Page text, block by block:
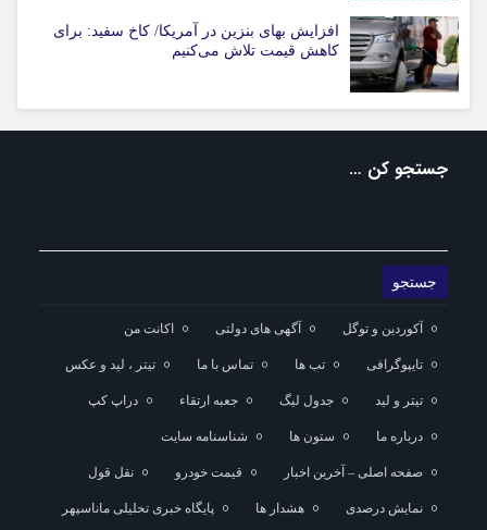
افزایش بهای بنزین در آمریکا/ کاخ سفید: برای
کاهش قیمت تلاش می‌کنیم
جستجو کن …
آکوردین و توگل آگهی های دولتی اکانت من
تایپوگرافی تب ها تماس با ما تیتر ، لید و عکس
تیتر و لید جدول لیگ جعبه ارتقاء دراپ کپ
درباره ما ستون ها شناسنامه سایت
صفحه اصلی – آخرین اخبار قیمت خودرو نقل قول
نمایش درصدی هشدار ها پایگاه خبری تحلیلی ماناسپهر